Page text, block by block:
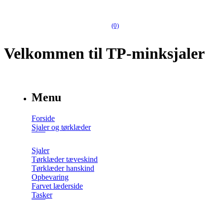
(0)
Velkommen til TP-minksjaler
Menu
Forside
Sjaler og tørklæder
Sjaler
Tørklæder tæveskind
Tørklæder hanskind
Opbevaring
Farvet læderside
Tasker